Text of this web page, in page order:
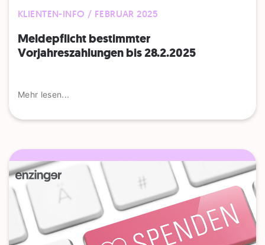
KLIENTEN-INFO / FEBRUAR 2025
Meldepflicht bestimmter
Vorjahreszahlungen bis 28.2.2025
Mehr lesen...